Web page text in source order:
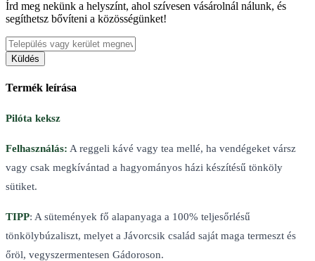
Írd meg nekünk a helyszínt, ahol szívesen vásárolnál nálunk, és
segíthetsz bővíteni a közösségünket!
Küldés
Termék leírása
Pilóta keksz
Felhasználás: A reggeli kávé vagy tea mellé, ha vendégeket vársz
vagy csak megkívántad a hagyományos házi készítésű tönköly
sütiket.
TIPP: A sütemények fő alapanyaga a 100% teljesőrlésű
tönkölybúzaliszt, melyet a Jávorcsik család saját maga termeszt és
őröl, vegyszermentesen Gádoroson.